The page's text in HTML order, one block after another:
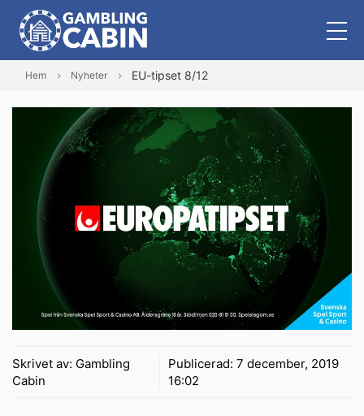
Hem Nyheter EU-tipset 8/12
Skrivet av: Gambling
Cabin
Publicerad: 7 december, 2019
16:02